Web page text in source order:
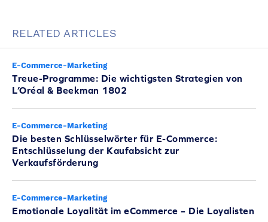
RELATED ARTICLES
E-Commerce-Marketing
Treue-Programme: Die wichtigsten Strategien von
L’Oréal & Beekman 1802
E-Commerce-Marketing
Die besten Schlüsselwörter für E-Commerce:
Entschlüsselung der Kaufabsicht zur
Verkaufsförderung
E-Commerce-Marketing
Emotionale Loyalität im eCommerce – Die Loyalisten